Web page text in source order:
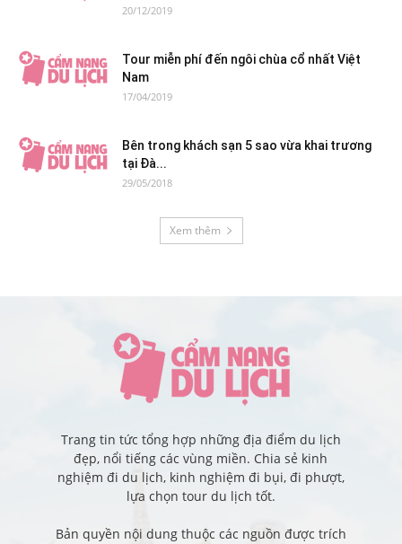
20/12/2019
Tour miễn phí đến ngôi chùa cổ nhất Việt
Nam
17/04/2019
Bên trong khách sạn 5 sao vừa khai trương
tại Đà...
29/05/2018
Xem thêm
Trang tin tức tổng hợp những địa điểm du lịch
đẹp, nổi tiếng các vùng miền. Chia sẻ kinh
nghiệm đi du lịch, kinh nghiệm đi bụi, đi phượt,
lựa chọn tour du lịch tốt.
Bản quyền nội dung thuộc các nguồn được trích